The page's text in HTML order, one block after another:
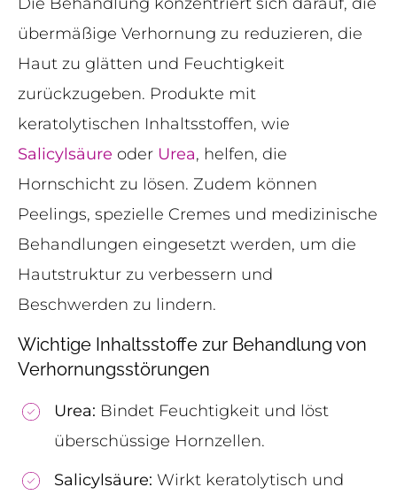
übermäßige Verhornung zu reduzieren, die
Haut zu glätten und Feuchtigkeit
zurückzugeben. Produkte mit
keratolytischen Inhaltsstoffen, wie
Salicylsäure oder Urea, helfen, die
Hornschicht zu lösen. Zudem können
Peelings, spezielle Cremes und medizinische
Behandlungen eingesetzt werden, um die
Hautstruktur zu verbessern und
Beschwerden zu lindern.
Wichtige Inhaltsstoffe zur Behandlung von
Verhornungsstörungen
Urea: Bindet Feuchtigkeit und löst
überschüssige Hornzellen.
Salicylsäure: Wirkt keratolytisch und